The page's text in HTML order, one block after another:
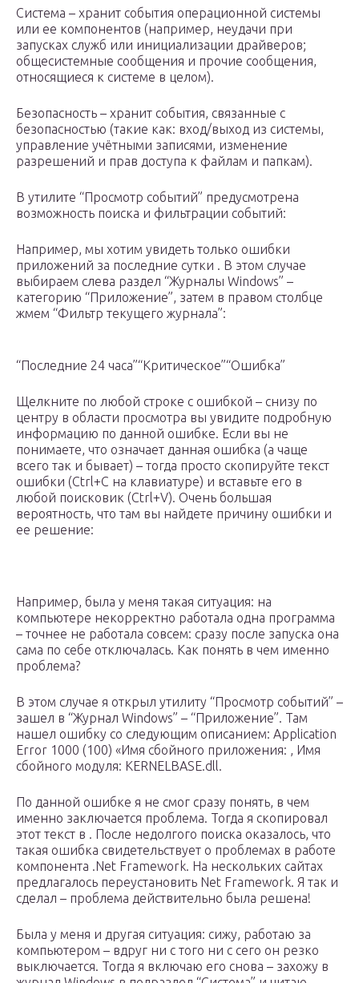
Система – хранит события операционной системы
или ее компонентов (например, неудачи при
запусках служб или инициализации драйверов;
общесистемные сообщения и прочие сообщения,
относящиеся к системе в целом).
Безопасность – хранит события, связанные с
безопасностью (такие как: вход/выход из системы,
управление учётными записями, изменение
разрешений и прав доступа к файлам и папкам).
В утилите “Просмотр событий” предусмотрена
возможность поиска и фильтрации событий:
Например, мы хотим увидеть только ошибки
приложений за последние сутки . В этом случае
выбираем слева раздел “Журналы Windows” –
категорию “Приложение”, затем в правом столбце
жмем “Фильтр текущего журнала”:
“Последние 24 часа”“Критическое”“Ошибка”
Щелкните по любой строке с ошибкой – снизу по
центру в области просмотра вы увидите подробную
информацию по данной ошибке. Если вы не
понимаете, что означает данная ошибка (а чаще
всего так и бывает) – тогда просто скопируйте текст
ошибки (Ctrl+C на клавиатуре) и вставьте его в
любой поисковик (Ctrl+V). Очень большая
вероятность, что там вы найдете причину ошибки и
ее решение:
Например, была у меня такая ситуация: на
компьютере некорректно работала одна программа
– точнее не работала совсем: сразу после запуска она
сама по себе отключалась. Как понять в чем именно
проблема?
В этом случае я открыл утилиту “Просмотр событий” –
зашел в “Журнал Windows” – “Приложение”. Там
нашел ошибку со следующим описанием: Application
Error 1000 (100) «Имя сбойного приложения: , Имя
сбойного модуля: KERNELBASE.dll.
По данной ошибке я не смог сразу понять, в чем
именно заключается проблема. Тогда я скопировал
этот текст в . После недолгого поиска оказалось, что
такая ошибка свидетельствует о проблемах в работе
компонента .Net Framework. На нескольких сайтах
предлагалось переустановить Net Framework. Я так и
сделал – проблема действительно была решена!
Была у меня и другая ситуация: сижу, работаю за
компьютером – вдруг ни с того ни с сего он резко
выключается. Тогда я включаю его снова – захожу в